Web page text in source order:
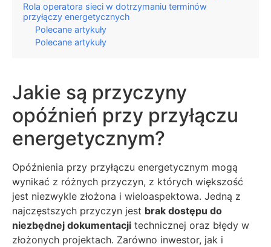
Rola operatora sieci w dotrzymaniu terminów
przyłączy energetycznych
Polecane artykuły
Polecane artykuły
Jakie są przyczyny
opóźnień przy przyłączu
energetycznym?
Opóźnienia przy przyłączu energetycznym mogą
wynikać z różnych przyczyn, z których większość
jest niezwykle złożona i wieloaspektowa. Jedną z
najczęstszych przyczyn jest brak dostępu do
niezbędnej dokumentacji technicznej oraz błędy w
złożonych projektach. Zarówno inwestor, jak i